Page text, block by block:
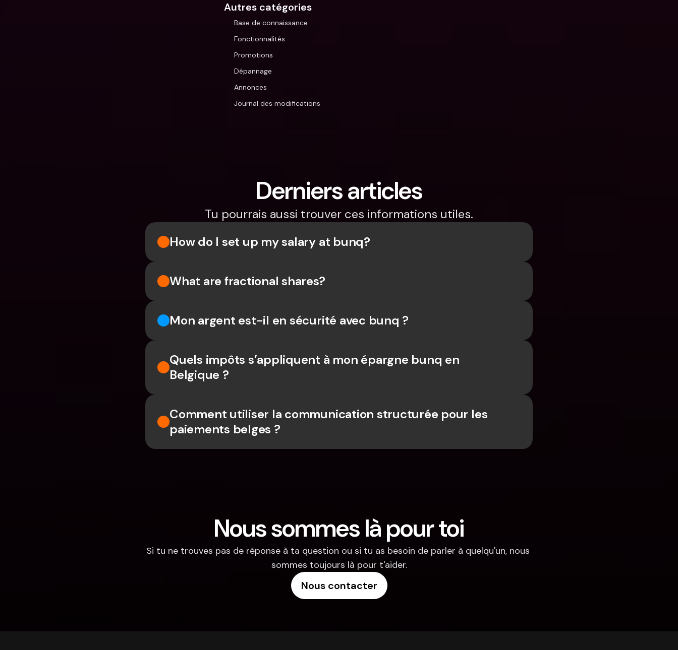
Autres catégories
Base de connaissance
Fonctionnalités
Promotions
Dépannage
Annonces
Journal des modifications
Derniers articles
Tu pourrais aussi trouver ces informations utiles.
How do I set up my salary at bunq?
What are fractional shares?
Mon argent est-il en sécurité avec bunq ?
Quels impôts s’appliquent à mon épargne bunq en
Belgique ?
Comment utiliser la communication structurée pour les
paiements belges ?
Nous sommes là pour toi
Si tu ne trouves pas de réponse à ta question ou si tu as besoin de parler à quelqu'un, nous
sommes toujours là pour t'aider.
Nous contacter